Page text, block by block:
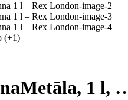
(+1)
Metāla, 1 l,